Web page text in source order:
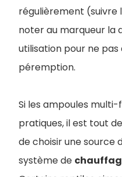
régulièrement (suivre
noter au marqueur la
utilisation pour ne
péremption.
Si les ampoules
pratiques, il est tout
de choisir une source
système de